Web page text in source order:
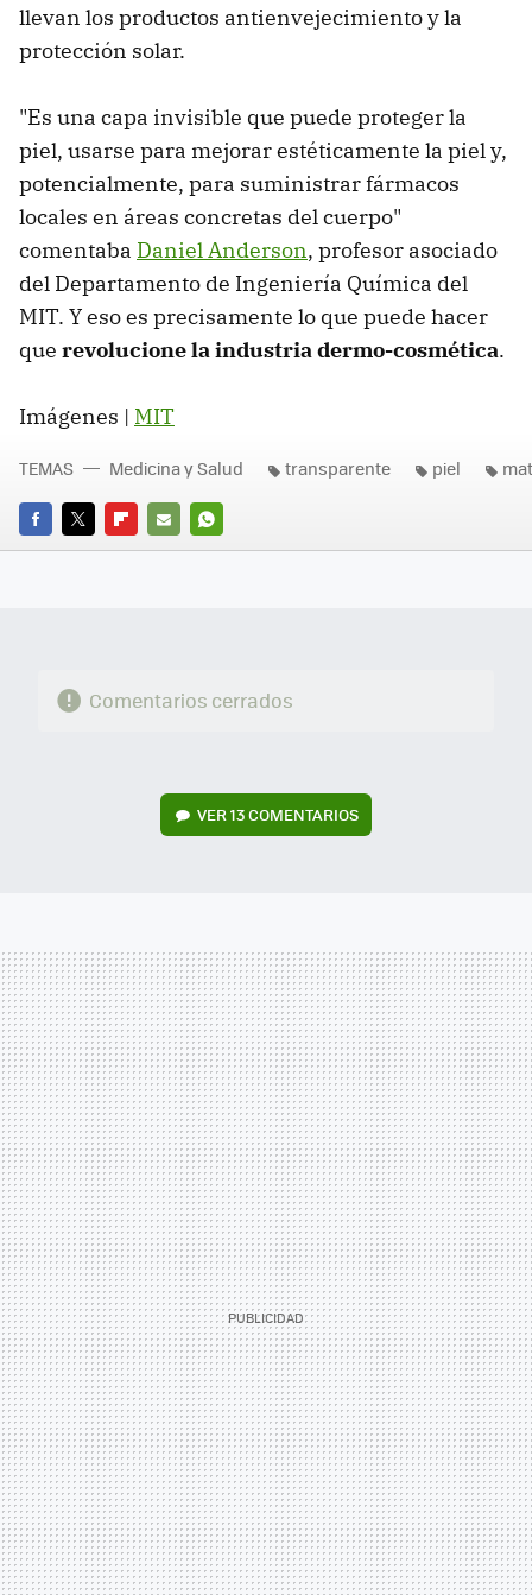
llevan los productos antienvejecimiento y la
protección solar.
"Es una capa invisible que puede proteger la
piel, usarse para mejorar estéticamente la piel y,
potencialmente, para suministrar fármacos
locales en áreas concretas del cuerpo"
comentaba Daniel Anderson, profesor asociado
del Departamento de Ingeniería Química del
MIT. Y eso es precisamente lo que puede hacer
que revolucione la industria dermo-cosmética.
Imágenes | MIT
FACEBOOK
TWITTERFLIPBOARD
E-
WHATSAPP
TEMAS Medicina y Salud transparente piel
Comentarios cerrados
VER 13 COMENTARIOS